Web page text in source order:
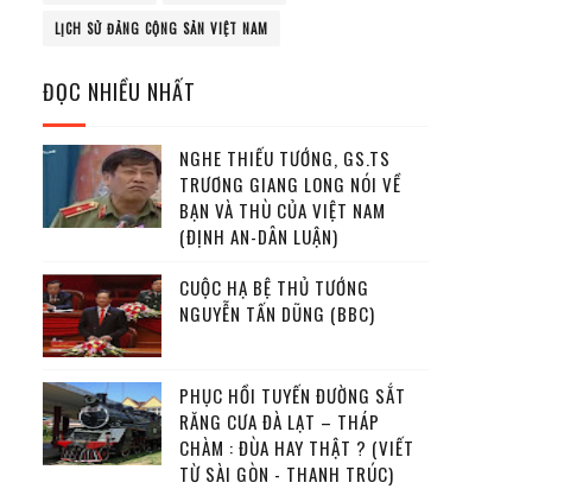
LỊCH SỬ ĐẢNG CỘNG SẢN VIỆT NAM
ĐỌC NHIỀU NHẤT
NGHE THIẾU TƯỚNG, GS.TS
TRƯƠNG GIANG LONG NÓI VỀ
BẠN VÀ THÙ CỦA VIỆT NAM
(ĐỊNH AN-DÂN LUẬN)
CUỘC HẠ BỆ THỦ TƯỚNG
NGUYỄN TẤN DŨNG (BBC)
PHỤC HỒI TUYẾN ĐƯỜNG SẮT
RĂNG CƯA ĐÀ LẠT – THÁP
CHÀM : ĐÙA HAY THẬT ? (VIẾT
TỪ SÀI GÒN - THANH TRÚC)